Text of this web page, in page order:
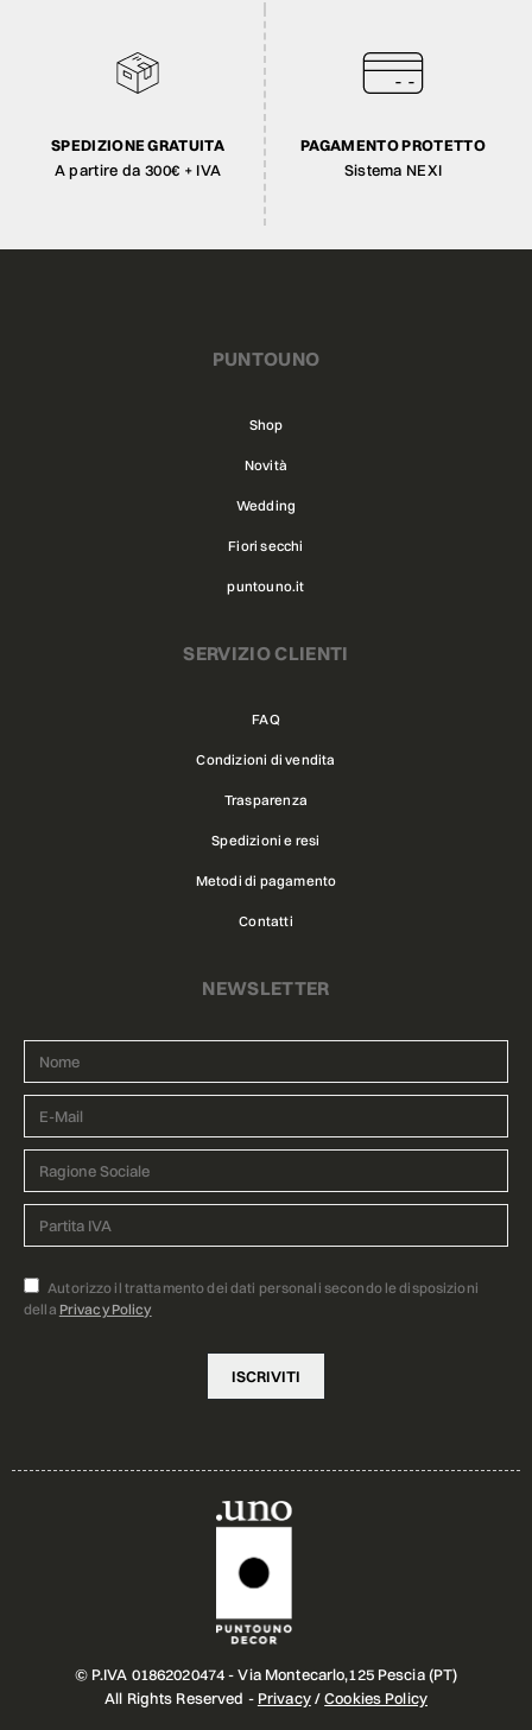
SPEDIZIONE GRATUITA
A partire da 300€ + IVA
PAGAMENTO PROTETTO
Sistema NEXI
PUNTOUNO
Shop
Novità
Wedding
Fiori secchi
puntouno.it
SERVIZIO CLIENTI
FAQ
Condizioni di vendita
Trasparenza
Spedizioni e resi
Metodi di pagamento
Contatti
NEWSLETTER
Autorizzo il trattamento dei dati personali secondo le disposizioni
della Privacy Policy
© P.IVA 01862020474 - Via Montecarlo,125 Pescia (PT)
All Rights Reserved - Privacy/Cookies Policy